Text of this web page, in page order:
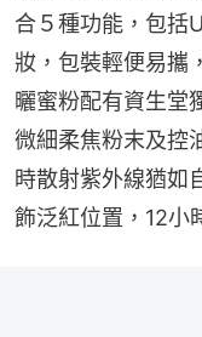
合５種功能，包括
妝，包裝輕便易攜
曬蜜粉配有資生堂
微細柔焦粉末及控
時散射紫外線猶如
飾泛紅位置，12小